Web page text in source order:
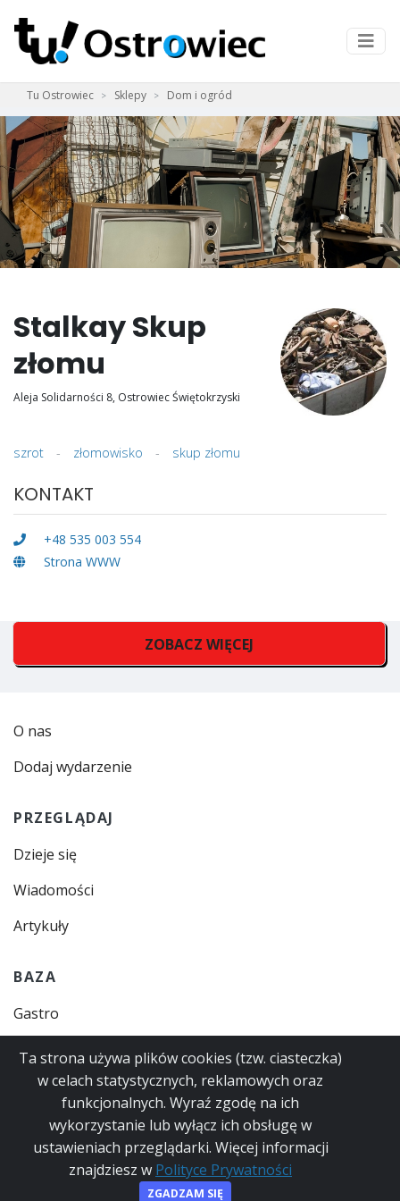
Tu Ostrowiec Sklepy Dom i ogród
Stalkay Skup
złomu
Aleja Solidarności 8, Ostrowiec Świętokrzyski
szrot - złomowisko - skup złomu
KONTAKT
+48 535 003 554
Strona WWW
ZOBACZ WIĘCEJ
O nas
Dodaj wydarzenie
PRZEGLĄDAJ
Dzieje się
Wiadomości
Artykuły
BAZA
Gastro
Zajęcia
Instytucje
Usługi
© 2023 Polityka Prywatności Regulamin
Ta strona używa plików cookies (tzw. ciasteczka)
w celach statystycznych, reklamowych oraz
funkcjonalnych. Wyraź zgodę na ich
wykorzystanie lub wyłącz ich obsługę w
ustawieniach przeglądarki. Więcej informacji
znajdziesz w Polityce Prywatności
ZGADZAM SIĘ